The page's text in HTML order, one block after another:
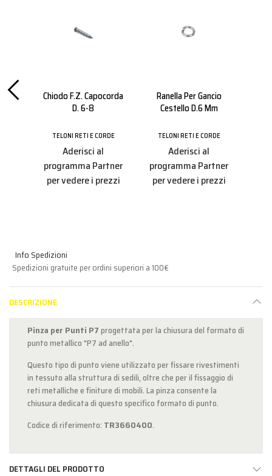
Chiodo F.z. Capocorda
D. 6-8
TELONI RETI E CORDE
Aderisci al
programma Partner
per vedere i prezzi
Ranella Per Gancio
Cestello D.6 Mm
TELONI RETI E CORDE
Aderisci al
programma Partner
per vedere i prezzi
Info Spedizioni
Spedizioni gratuite per ordini superiori a 100€
DESCRIZIONE
Pinza per Punti P7progettata per la chiusura del formato di
punto metallico "P7 ad anello".
Questo tipo di punto viene utilizzato per fissare rivestimenti
in tessuto alla struttura di sedili, oltre che per il fissaggio di
reti metalliche e finiture di mobili. La pinza consente la
chiusura dedicata di questo specifico formato di punto.
Codice di riferimento: TR3660400.
DETTAGLI DEL PRODOTTO